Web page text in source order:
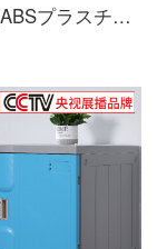
オペル美ABSプラスチックワルドロッブ学校の学生カバン棚プール風呂サウナ温泉ヨガホテル防水クローゼットジムロッカー370*320*420